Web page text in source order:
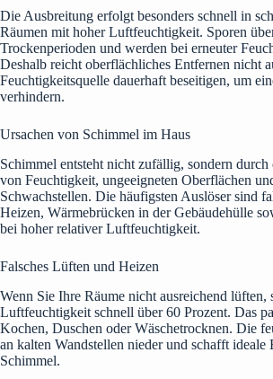
Die Ausbreitung erfolgt besonders schnell in
Räumen mit hoher Luftfeuchtigkeit. Sporen
Trockenperioden und werden bei erneuter
Deshalb reicht oberflächliches Entfernen nicht
Feuchtigkeitsquelle dauerhaft beseitigen, um
verhindern.
Ursachen von Schimmel im Haus
Schimmel entsteht nicht zufällig, sondern durch
von Feuchtigkeit, ungeeigneten Oberflächen
Schwachstellen. Die häufigsten Auslöser sind
Heizen, Wärmebrücken in der Gebäudehülle
bei hoher relativer Luftfeuchtigkeit.
Falsches Lüften und Heizen
Wenn Sie Ihre Räume nicht ausreichend lüften,
Luftfeuchtigkeit schnell über 60 Prozent. Das
Kochen, Duschen oder Wäschetrocknen. Die
an kalten Wandstellen nieder und schafft ideale
Schimmel.